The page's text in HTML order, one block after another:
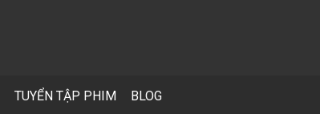
TUYỂN TẬP PHIM BLOG